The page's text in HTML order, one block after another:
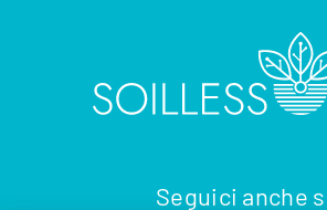
Seguici anche